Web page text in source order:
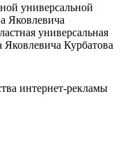
универсальной
Яковлевича
универсальная
Курбатова
интернет-рекламы